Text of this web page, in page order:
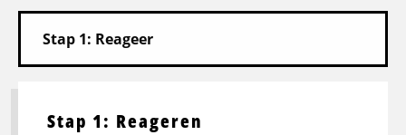
Stap 1: Reageren